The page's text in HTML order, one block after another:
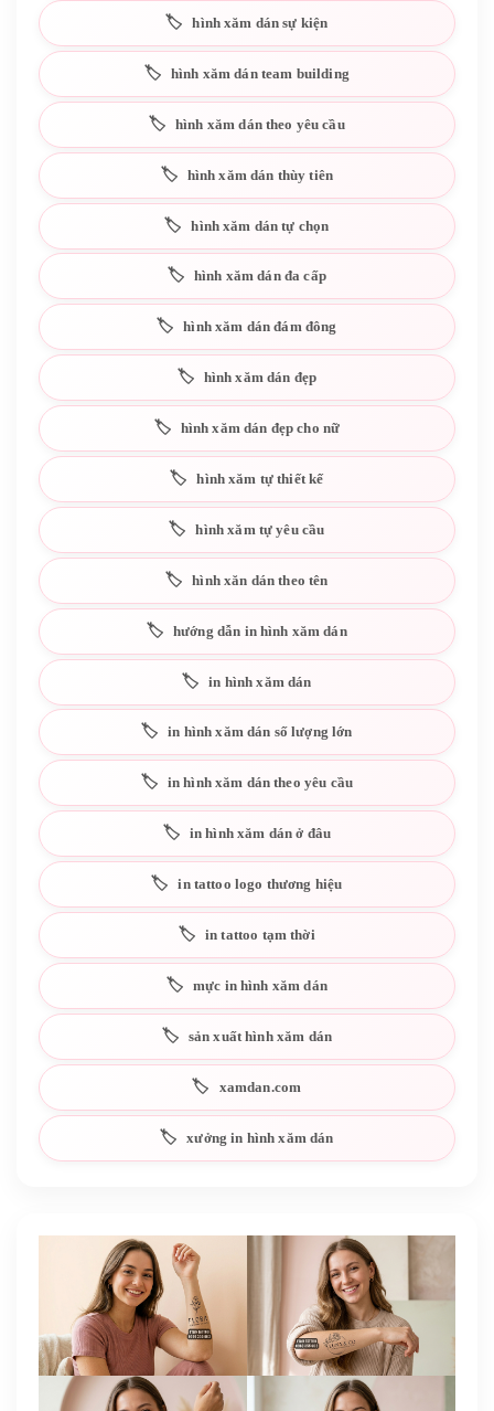
hình xăm dán sự kiện
hình xăm dán team building
hình xăm dán theo yêu cầu
hình xăm dán thùy tiên
hình xăm dán tự chọn
hình xăm dán đa cấp
hình xăm dán đám đông
hình xăm dán đẹp
hình xăm dán đẹp cho nữ
hình xăm tự thiết kế
hình xăm tự yêu cầu
hình xăn dán theo tên
hướng dẫn in hình xăm dán
in hình xăm dán
in hình xăm dán số lượng lớn
in hình xăm dán theo yêu cầu
in hình xăm dán ở đâu
in tattoo logo thương hiệu
in tattoo tạm thời
mực in hình xăm dán
sản xuất hình xăm dán
xamdan.com
xưởng in hình xăm dán